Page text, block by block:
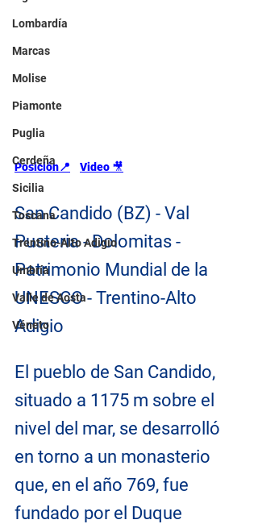
Lombardía
Marcas
Molise
Piamonte
Puglia
Cerdeña
Sicilia
Toscana
Trentino-Alto Adigio
Umbría
Valle de Aosta
Véneto
Posición📍 Video 🎥
San Candido (BZ) - Val
Pusteria - Dolomitas -
Patrimonio Mundial de la
UNESCO - Trentino-Alto
Adigio
El pueblo de San Candido,
situado a 1175 m sobre el
nivel del mar, se desarrolló
en torno a un monasterio
que, en el año 769, fue
fundado por el Duque